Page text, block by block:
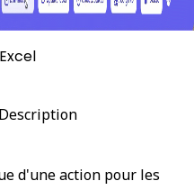
Description
d'une action pour les